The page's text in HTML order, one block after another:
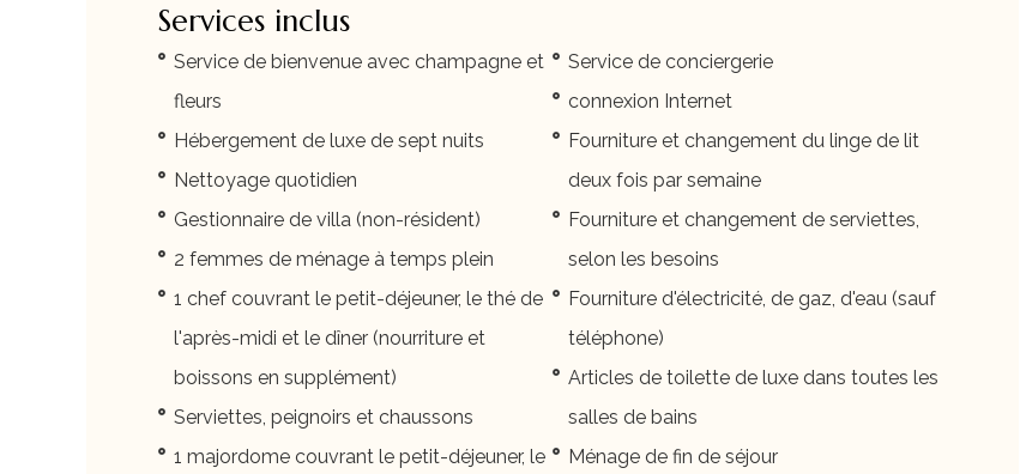
Services inclus
Service de bienvenue avec champagne et
fleurs
Hébergement de luxe de sept nuits
Nettoyage quotidien
Gestionnaire de villa (non-résident)
2 femmes de ménage à temps plein
1 chef couvrant le petit-déjeuner, le thé de
l'après-midi et le dîner (nourriture et
boissons en supplément)
Serviettes, peignoirs et chaussons
1 majordome couvrant le petit-déjeuner, le
Service de conciergerie
connexion Internet
Fourniture et changement du linge de lit
deux fois par semaine
Fourniture et changement de serviettes,
selon les besoins
Fourniture d'électricité, de gaz, d'eau (sauf
téléphone)
Articles de toilette de luxe dans toutes les
salles de bains
Ménage de fin de séjour